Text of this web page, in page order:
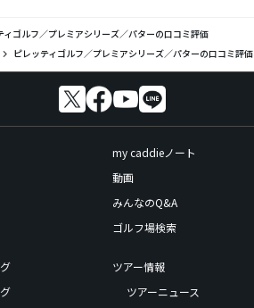
ィゴルフ／プレミアシリーズ／パターの口コミ評価
ピレッティゴルフ／プレミアシリーズ／パターの口コミ評価
my caddieノート
動画
みんなのQ&A
ゴルフ場検索
ツアー情報
ツアーニュース